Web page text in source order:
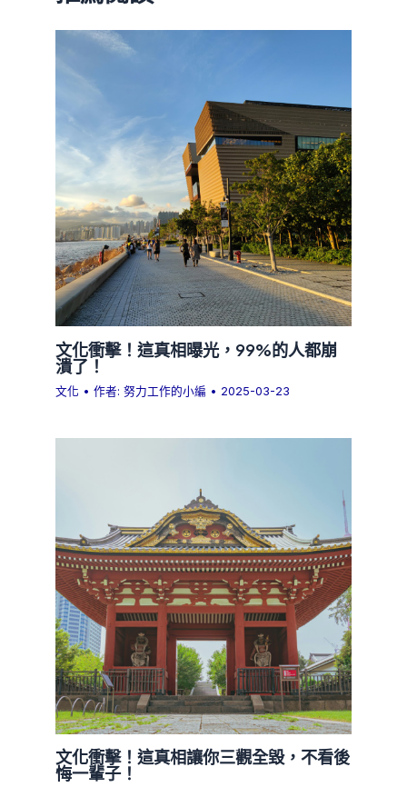
文化衝擊！這真相曝光，99%的人都崩
潰了！
文化 • 作者:努力工作的小編 • 2025-03-23
文化衝擊！這真相讓你三觀全毀，不看後
悔一輩子！